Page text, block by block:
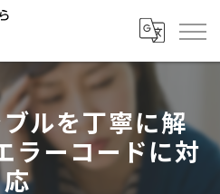
ルを丁寧に解
ラーコードに対
応